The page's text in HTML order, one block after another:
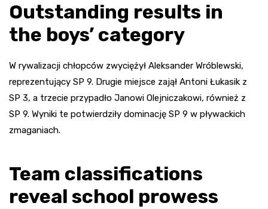
Outstanding results in
the boys’ category
W rywalizacji chłopców zwyciężył Aleksander Wróblewski,
reprezentujący SP 9. Drugie miejsce zajął Antoni Łukasik z
SP 3, a trzecie przypadło Janowi Olejniczakowi, również z
SP 9. Wyniki te potwierdziły dominację SP 9 w pływackich
zmaganiach.
Team classifications
reveal school prowess